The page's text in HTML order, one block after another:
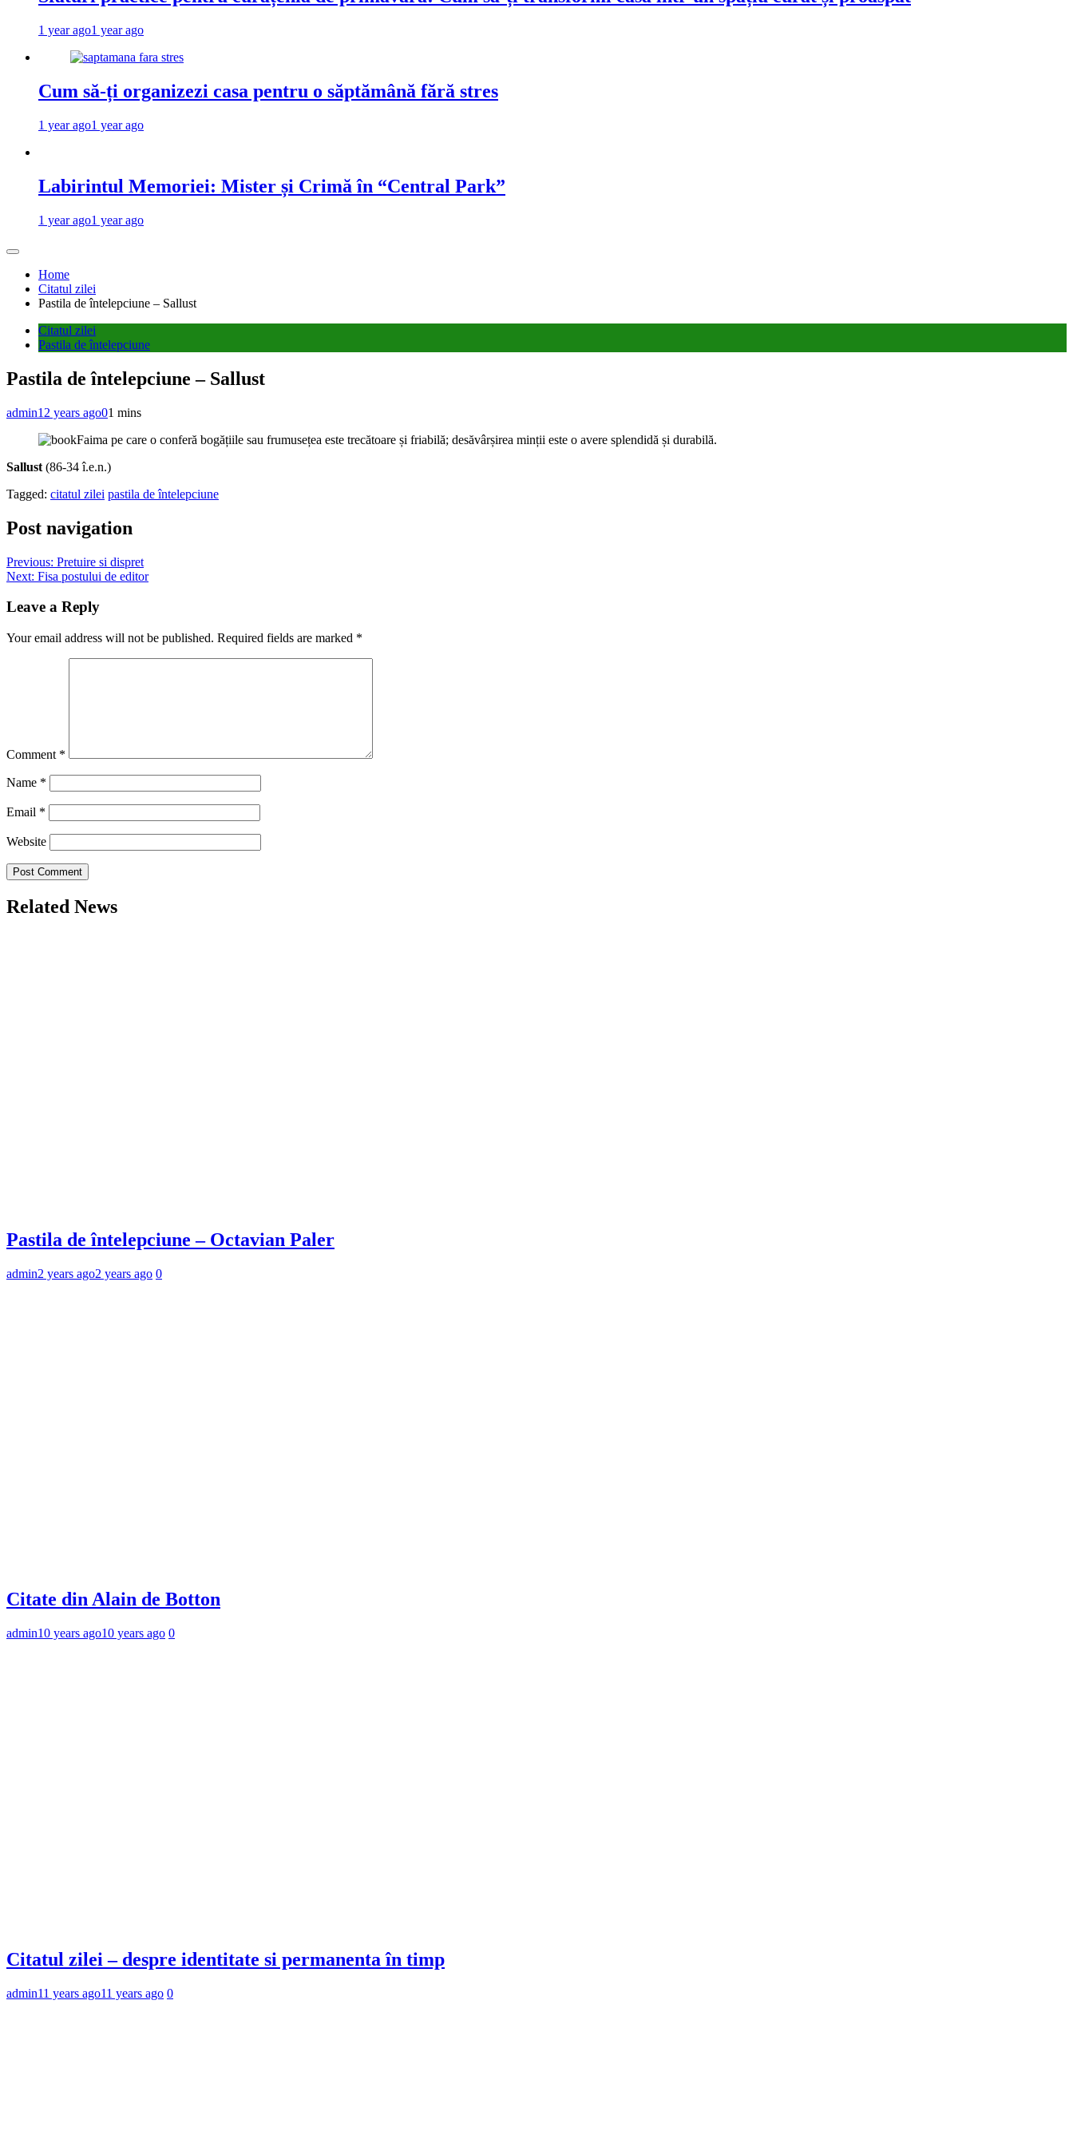
1 year ago1 year ago
Cum să-ți organizezi casa pentru o săptămână fără stres
1 year ago1 year ago
Labirintul Memoriei: Mister și Crimă în “Central Park”
1 year ago1 year ago
Home
Citatul zilei
Pastila de întelepciune – Sallust
Citatul zilei
Pastila de întelepciune
Pastila de întelepciune – Sallust
admin12 years ago01 mins
Faima pe care o conferă bogățiile sau frumusețea este trecătoare și friabilă; desăvârșirea minții este o avere splendidă și durabilă.
Sallust (86-34 î.e.n.)
Tagged: citatul zilei pastila de întelepciune
Post navigation
Previous: Pretuire si dispret
Next: Fisa postului de editor
Leave a Reply
Your email address will not be published. Required fields are marked *
Comment *
Name *
Email *
Website
Related News
Pastila de întelepciune – Octavian Paler
admin2 years ago2 years ago 0
Citate din Alain de Botton
admin10 years ago10 years ago 0
Citatul zilei – despre identitate si permanenta în timp
admin11 years ago11 years ago 0